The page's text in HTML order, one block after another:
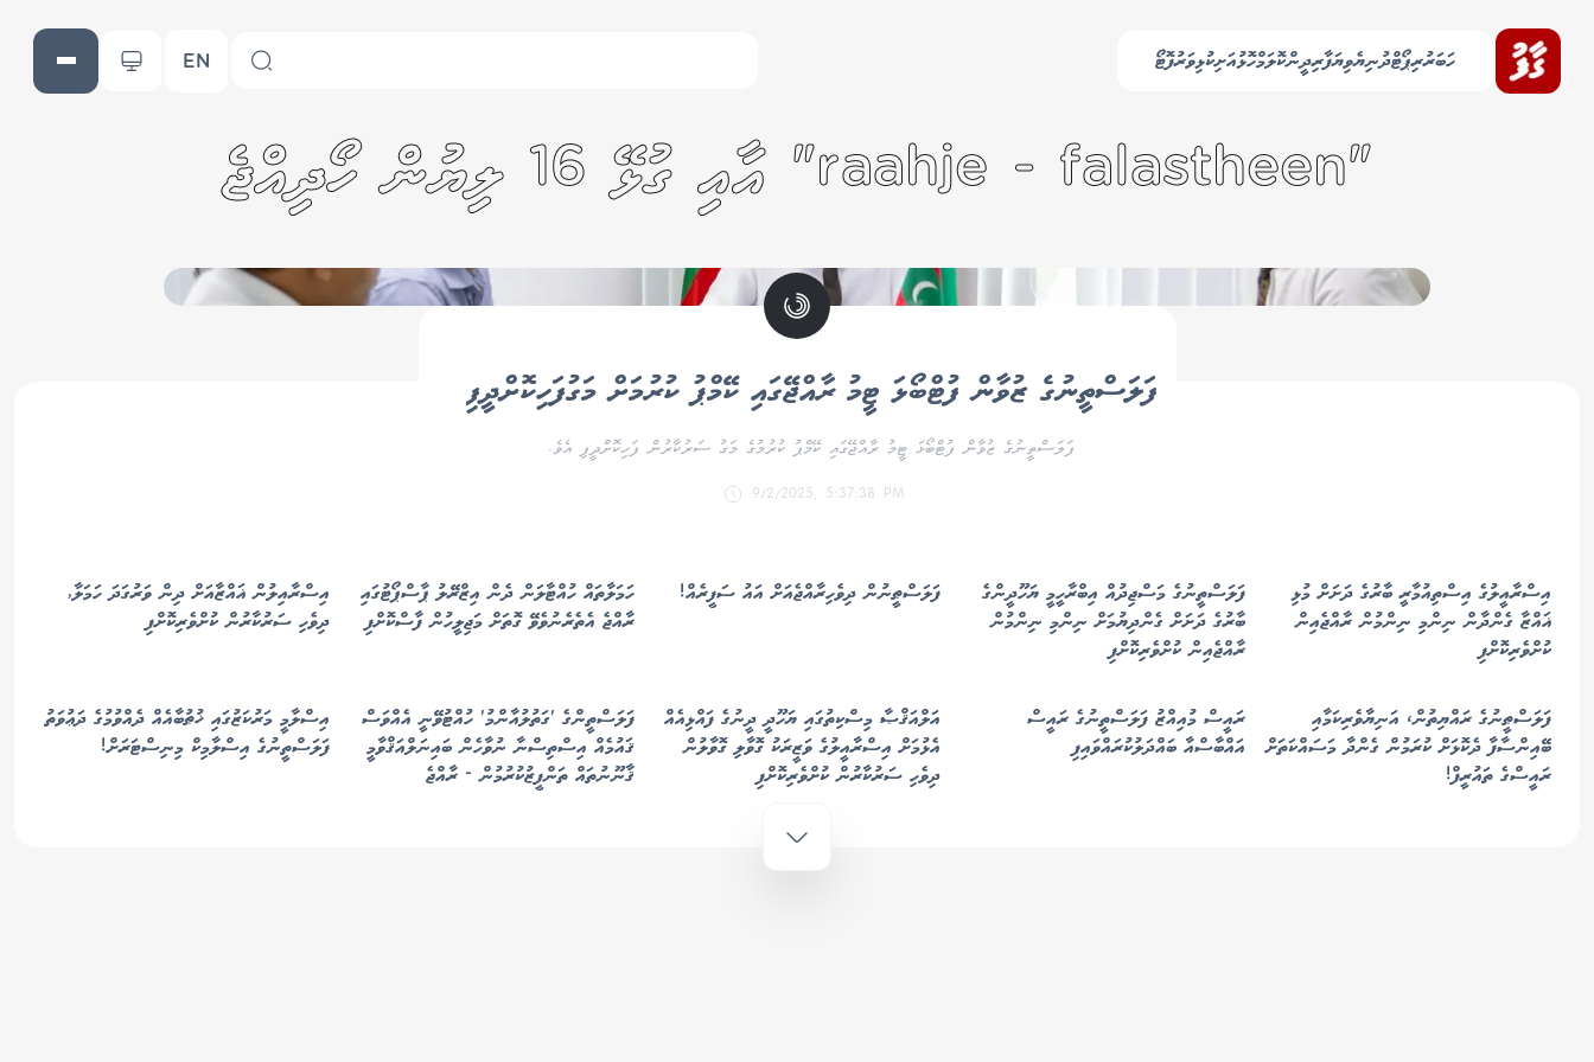
ހަބަރުރިޕޯޓްދުނިޔެވިޔަފާރިދީންކޮލަމްހޮޅުއަށިކުޅިވަރުފޮޓޯ EN
"raahje - falastheen" އާއި ގުޅޭ 16 ލިޔުން ހޯދިއްޖެ
ފަލަސްތީނުގެ ޒުވާން ފުޓްބޯޅަ ޓީމު ރާއްޖޭގައި ކޭމްޕު ކުރުމަށް މަގުފަހިކޮށްދީފި
ފަލަސްތީނުގެ ޒުވާން ފުޓްބޯޅަ ޓީމު ރާއްޖޭގައި ކޭމްޕު ކުރުމުގެ މަގު ސަރުކާރުން ފަހިކޮށްދީފި އެވެ.
9/2/2025, 5:37:38 PM
އިސްރާއީލުގެ އިސްތިއުމާރީ ބާރުގެ ދަށަށް މުޅި
ޣައްޒާ ގެންދާން ނިންމި ނިންމުން ރާއްޖެއިން
ކުށްވެރިކޮށްފި
ފަލަސްތީނުގެ މަސްޖިދުއް އިބްރާހީމީ ޔަހޫދީންގެ
ބާރުގެ ދަށަށް ގެންދިޔުމަށް ނިންމި ނިންމުން
ރާއްޖެއިން ކުށްވެރިކޮށްފި
ފަލަސްޠީނުން ދިވެހިރާއްޖެއަށް އައު ސަފީރެއް!
ހަމަލާތައް ހުއްޓާލަން ދެން އިޒްރޭލު ޕާސްޕޯޓުގައި
ރާއްޖެ އެތެރެނުވެވޭ ގޮތަށް މަޖިލީހުން ފާސްކޮށްފި
އިސްރާއިލުން ޣައްޒާއަށް ދިން ވަރުގަދަ ހަމަލާ,
ދިވެހި ސަރުކާރުން ކުށްވެރިކޮށްފި
ފަލަސްޠީނުގެ ރައްޔިތުން، އަނިޔާވެރިކަމާއި
ބޭއިންސާފާ ދެކޮޅަށް ކުރަމުން ގެންދާ މަސައްކަތަށް
ރައީސްގެ ތައުރީފް!
ރައީސް މުއިއްޒު ފަލަސްތީނުގެ ރައީސް
އައްބާސްއާ ބައްދަލުކުރައްވައިފި
އަލްއަޤްޞާ މިސްކިތުގައި ޔަހޫދީ ދީނުގެ ފައްޅިއެއް
އެޅުމަށް އިސްރާއީލުގެ ވަޒީރަކު ގޮވާލި ގޮވާލުން
ދިވެހި ސަރުކާރުން ކުށްވެރިކޮށްފި
ފަލަސްތީންގެ 'ގަތުލުއާންމު' ހުއްޓުވޭނީ އެއްވަސް
ޤައުމެއް އިސްތިސްނާ ނުވާހެން ބައިނަލްއަޤްވާމީ
ޤާނޫނުތައް ތަންފީޒުކުރުމުން - ރާއްޖެ
އިސްލާމީ މަރުކަޒުގައި ޚުޠުބާއެއް ދެއްވުމުގެ ދަޢުވަތު
ފަލަސްތީނުގެ އިސްލާމިކް މިނިސްޓަރަށް!